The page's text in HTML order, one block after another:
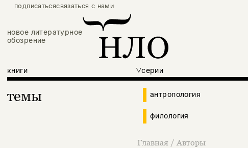
подписатьсясвязаться с нами
новое литературное
обозрение
книги серии
темы антропология
филология
Главная / Авторы